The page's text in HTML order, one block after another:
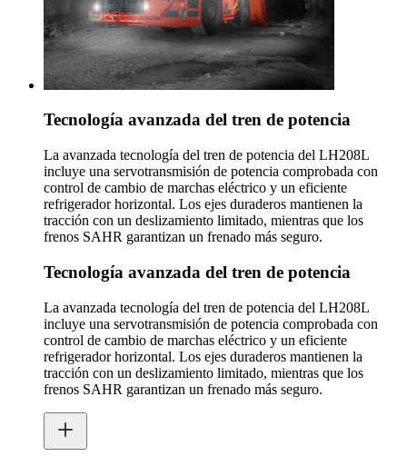
Tecnología avanzada del tren de potencia
La avanzada tecnología del tren de potencia del LH208L
incluye una servotransmisión de potencia comprobada con
control de cambio de marchas eléctrico y un eficiente
refrigerador horizontal. Los ejes duraderos mantienen la
tracción con un deslizamiento limitado, mientras que los
frenos SAHR garantizan un frenado más seguro.
Tecnología avanzada del tren de potencia
La avanzada tecnología del tren de potencia del LH208L
incluye una servotransmisión de potencia comprobada con
control de cambio de marchas eléctrico y un eficiente
refrigerador horizontal. Los ejes duraderos mantienen la
tracción con un deslizamiento limitado, mientras que los
frenos SAHR garantizan un frenado más seguro.